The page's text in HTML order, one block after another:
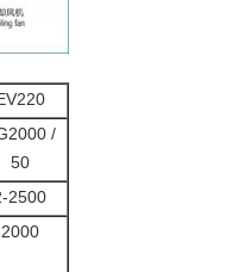
/
50
2500
2000